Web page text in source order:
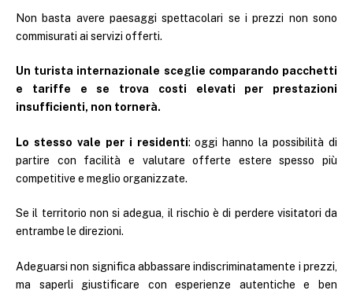
Non basta avere paesaggi spettacolari se i prezzi non sono
commisurati ai servizi offerti.
Un turista internazionale sceglie comparando pacchetti
e tariffe e se trova costi elevati per prestazioni
insufficienti, non tornerà.
Lo stesso vale per i residenti: oggi hanno la possibilità di
partire con facilità e valutare offerte estere spesso più
competitive e meglio organizzate.
Se il territorio non si adegua, il rischio è di perdere visitatori da
entrambe le direzioni.
Adeguarsi non significa abbassare indiscriminatamente i prezzi,
ma saperli giustificare con esperienze autentiche e ben